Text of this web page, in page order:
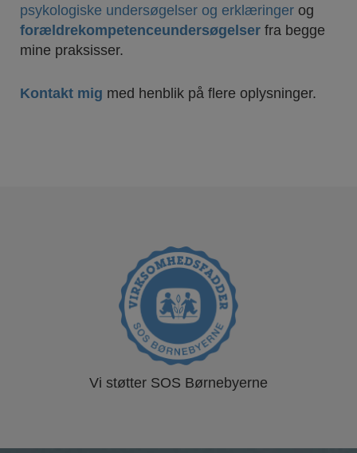
psykologiske undersøgelser og erklæringer og
forældrekompetenceundersøgelser fra begge
mine praksisser.
Kontakt mig med henblik på flere oplysninger.
Vi støtter SOS Børnebyerne